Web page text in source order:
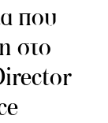
που
στο